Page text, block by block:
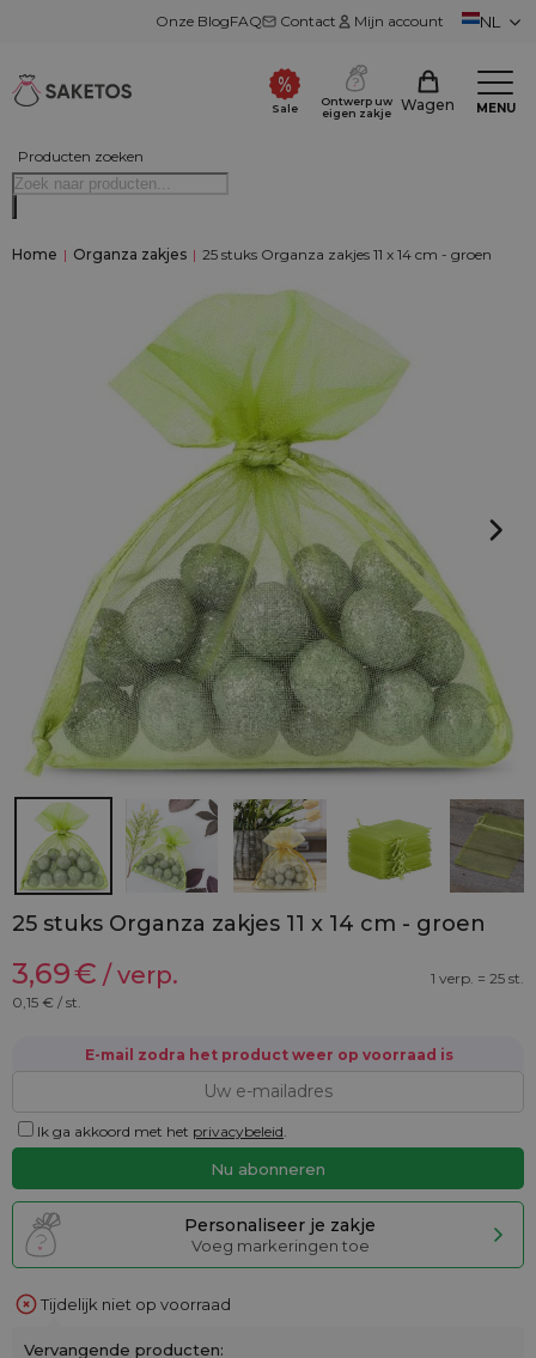
Onze BlogFAQ Contact Mijn account NL
Producten zoeken
Sale
Ontwerp uw
eigen zakje
Wagen MENU
Home | Organza zakjes | 25 stuks Organza zakjes 11 x 14 cm - groen
25 stuks Organza zakjes 11 x 14 cm - groen
3,69€ / verp.
1 verp. = 25 st.
0,15 € / st.
E-mail zodra het product weer op voorraad is
Ik ga akkoord met het privacybeleid.
Personaliseer je zakje
Voeg markeringen toe
Tijdelijk niet op voorraad
Vervangende producten: